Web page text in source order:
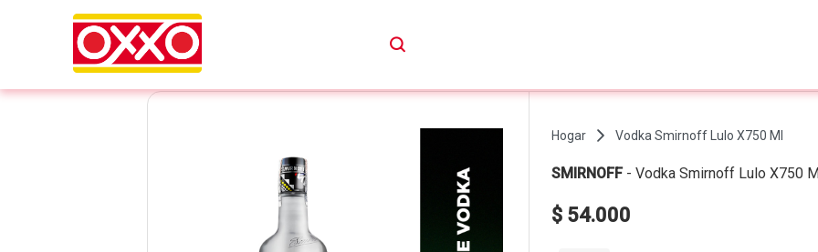
Hogar Vodka Smirnoff Lulo X750 Ml
SMIRNOFF-Vodka Smirnoff Lulo X750
$ 54.000